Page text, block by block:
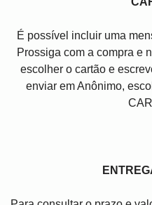
É possível incluir uma
Prossiga com a compra e
escolher o cartão e
enviar em Anônimo,